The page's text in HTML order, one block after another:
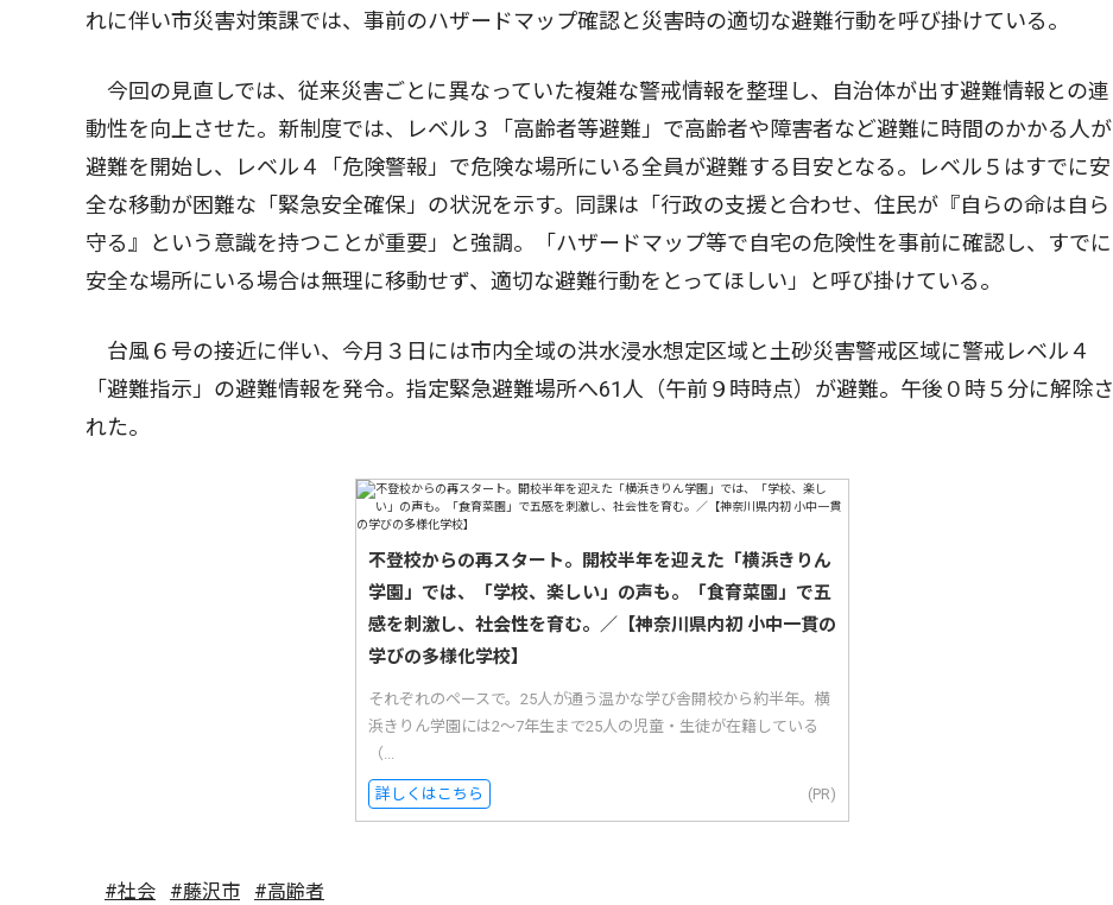
れに伴い市災害対策課では、事前のハザードマップ確認と災害時の適切な避難行動を呼び掛けている。
今回の見直しでは、従来災害ごとに異なっていた複雑な警戒情報を整理し、自治体が出す避難情報との連
動性を向上させた。新制度では、レベル３「高齢者等避難」で高齢者や障害者など避難に時間のかかる人が
避難を開始し、レベル４「危険警報」で危険な場所にいる全員が避難する目安となる。レベル５はすでに安
全な移動が困難な「緊急安全確保」の状況を示す。同課は「行政の支援と合わせ、住民が『自らの命は自ら
守る』という意識を持つことが重要」と強調。「ハザードマップ等で自宅の危険性を事前に確認し、すでに
安全な場所にいる場合は無理に移動せず、適切な避難行動をとってほしい」と呼び掛けている。
台風６号の接近に伴い、今月３日には市内全域の洪水浸水想定区域と土砂災害警戒区域に警戒レベル４
「避難指示」の避難情報を発令。指定緊急避難場所へ61人（午前９時時点）が避難。午後０時５分に解除さ
れた。
不登校からの再スタート。開校半年を迎えた「横浜きりん
学園」では、「学校、楽しい」の声も。「食育菜園」で五
感を刺激し、社会性を育む。／【神奈川県内初 小中一貫の
学びの多様化学校】
それぞれのペースで。25人が通う温かな学び舎開校から約半年。横
浜きりん学園には2〜7年生まで25人の児童・生徒が在籍している
（...
詳しくはこちら (PR)
#社会 #藤沢市 #高齢者